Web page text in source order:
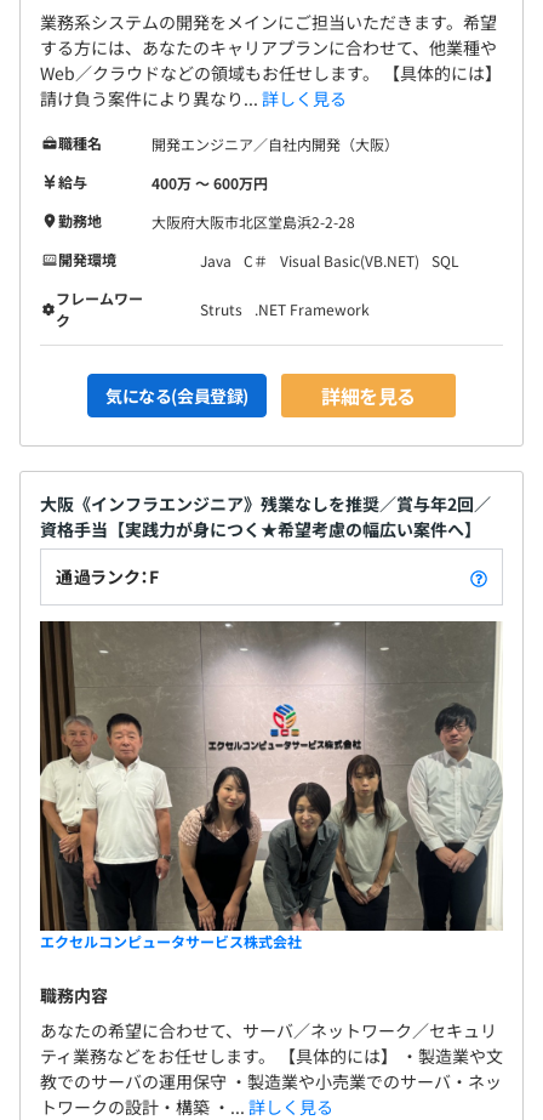
業務系システムの開発をメインにご担当いただきます。希望
する方には、あなたのキャリアプランに合わせて、他業種や
Web／クラウドなどの領域もお任せします。 【具体的には】
請け負う案件により異なり... 詳しく見る
職種名
開発エンジニア／自社内開発（大阪）
給与
400万 〜 600万円
勤務地
大阪府大阪市北区堂島浜2-2-28
開発環境
Java C＃ Visual Basic(VB.NET)
SQL
フレームワー
ク
Struts .NET Framework
気になる(会員登録) 詳細を見る
大阪《インフラエンジニア》残業なしを推奨／賞与年2回／
資格手当【実践力が身につく★希望考慮の幅広い案件へ】
通過ランク：F
エクセルコンピュータサービス株式会社
職務内容
あなたの希望に合わせて、サーバ／ネットワーク／セキュリ
ティ業務などをお任せします。 【具体的には】 ・製造業や文
教でのサーバの運用保守 ・製造業や小売業でのサーバ・ネッ
トワークの設計・構築 ・... 詳しく見る